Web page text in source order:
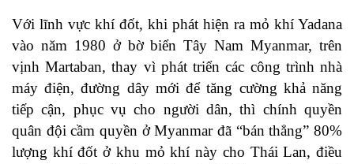
Với lĩnh vực khí đốt, khi phát hiện ra mỏ khí Yadana
vào năm 1980 ở bờ biển Tây Nam Myanmar, trên
vịnh Martaban, thay vì phát triển các công trình nhà
máy điện, đường dây mới để tăng cường khả năng
tiếp cận, phục vụ cho người dân, thì chính quyền
quân đội cầm quyền ở Myanmar đã “bán thẳng” 80%
lượng khí đốt ở khu mỏ khí này cho Thái Lan, điều